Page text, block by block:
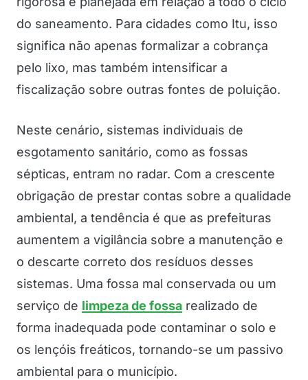
do saneamento. Para cidades como Itu, isso
significa não apenas formalizar a cobrança
pelo lixo, mas também intensificar a
fiscalização sobre outras fontes de poluição.
Neste cenário, sistemas individuais de
esgotamento sanitário, como as fossas
sépticas, entram no radar. Com a crescente
obrigação de prestar contas sobre a qualidade
ambiental, a tendência é que as prefeituras
aumentem a vigilância sobre a manutenção e
o descarte correto dos resíduos desses
sistemas. Uma fossa mal conservada ou um
serviço de limpeza de fossa realizado de
forma inadequada pode contaminar o solo e
os lençóis freáticos, tornando-se um passivo
ambiental para o município.